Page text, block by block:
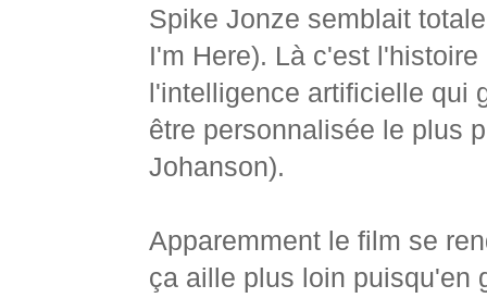
Spike Jonze semblait
I'm Here). Là c'est
l'intelligence artificielle qui
être personnalisée le plus
Johanson).
Apparemment le film se
ça aille plus loin puisqu'en